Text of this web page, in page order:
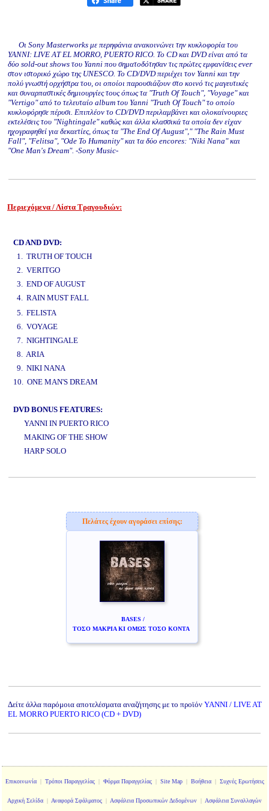
Οι Sony Masterworks με περηφάνια ανακοινώνει την κυκλοφορία του
YANNI: LIVE AT EL MORRO, PUERTO RICO. Το CD και DVD είναι από τα
δύο sold-out shows του Yanni που σηματοδότησαν τις πρώτες εμφανίσεις ever
στον ιστορικό χώρο της UNESCO. To CD/DVD περιέχει τον Yanni και την
πολύ γνωστή ορχήστρα του, οι οποίοι παρουσιάζουν στο κοινό τις μαγευτικές
και συναρπαστικές δημιουργίες τους όπως τα "Truth Of Touch", "Voyage" και
"Vertigo" από το τελευταίο album του Yanni "Truth Of Touch" το οποίο
κυκλοφόρησε πέρυσι. Επιπλέον το CD/DVD περιλαμβάνει και ολοκαίνουριες
εκτελέσεις του "Nightingale" καθώς και άλλα κλασσικά τα οποία δεν είχαν
ηχογραφηθεί για δεκαετίες, όπως τα "The End Of August"," "The Rain Must
Fall", "Felitsa", "Ode To Humanity" και τα δύο encores: "Niki Nana" και
"One Man's Dream". -Sony Music-
Περιεχόμενα / Λίστα Τραγουδιών:
CD AND DVD:
1. TRUTH OF TOUCH
2. VERITGO
3. END OF AUGUST
4. RAIN MUST FALL
5. FELISTA
6. VOYAGE
7. NIGHTINGALE
8. ARIA
9. NIKI NANA
10. ONE MAN'S DREAM
DVD BONUS FEATURES:
YANNI IN PUERTO RICO
MAKING OF THE SHOW
HARP SOLO
Πελάτες έχουν αγοράσει επίσης:
BASES /
ΤΟΣΟ ΜΑΚΡΙΑ ΚΙ ΟΜΩΣ ΤΟΣΟ ΚΟΝΤΑ
Δείτε άλλα παρόμοια αποτελέσματα αναζήτησης με το προϊόν YANNI / LIVE AT
EL MORRO PUERTO RICO (CD + DVD)
Επικοινωνία| Τρόποι Παραγγελίας| Φόρμα Παραγγελίας| Site Map| Βοήθεια| Συχνές Ερωτήσεις
Αρχική Σελίδα | Αναφορά Σφάλματος | Ασφάλεια Προσωπικών Δεδομένων | Ασφάλεια Συναλλαγών